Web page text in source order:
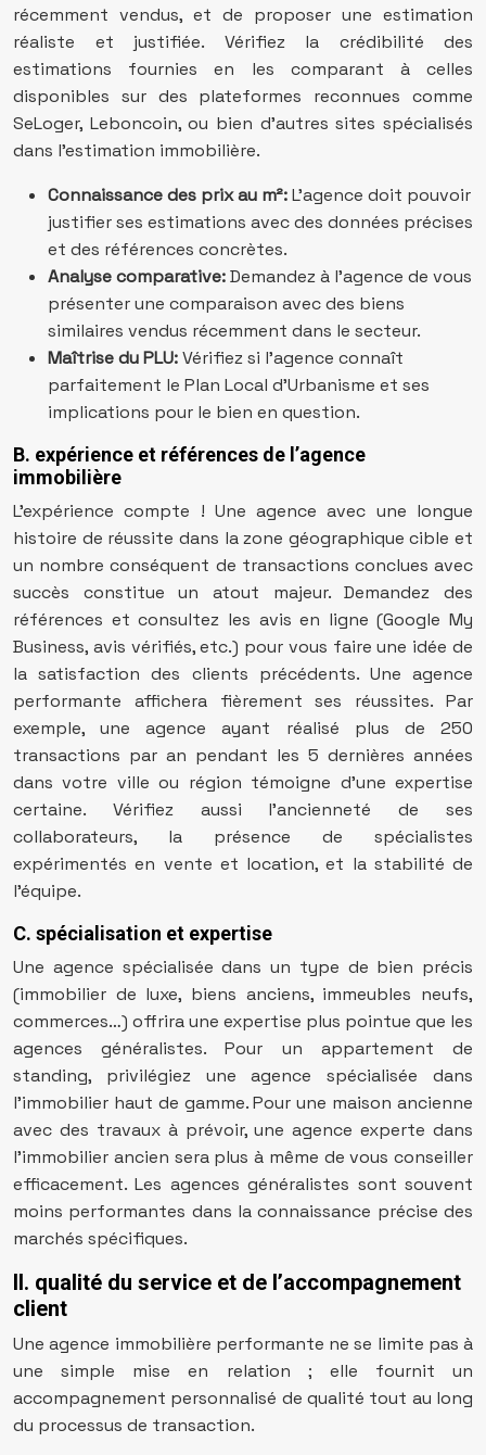
récemment vendus, et de proposer une estimation
réaliste et justifiée. Vérifiez la crédibilité des
estimations fournies en les comparant à celles
disponibles sur des plateformes reconnues comme
SeLoger, Leboncoin, ou bien d’autres sites spécialisés
dans l’estimation immobilière.
Connaissance des prix au m²:L’agence doit pouvoir
justifier ses estimations avec des données précises
et des références concrètes.
Analyse comparative:Demandez à l’agence de vous
présenter une comparaison avec des biens
similaires vendus récemment dans le secteur.
Maîtrise du PLU:Vérifiez si l’agence connaît
parfaitement le Plan Local d’Urbanisme et ses
implications pour le bien en question.
B. expérience et références de l’agence
immobilière
L’expérience compte ! Une agence avec une longue
histoire de réussite dans la zone géographique cible et
un nombre conséquent de transactions conclues avec
succès constitue un atout majeur. Demandez des
références et consultez les avis en ligne (Google My
Business, avis vérifiés, etc.) pour vous faire une idée de
la satisfaction des clients précédents. Une agence
performante affichera fièrement ses réussites. Par
exemple, une agence ayant réalisé plus de 250
transactions par an pendant les 5 dernières années
dans votre ville ou région témoigne d’une expertise
certaine. Vérifiez aussi l’ancienneté de ses
collaborateurs, la présence de spécialistes
expérimentés en vente et location, et la stabilité de
l’équipe.
C. spécialisation et expertise
Une agence spécialisée dans un type de bien précis
(immobilier de luxe, biens anciens, immeubles neufs,
commerces…) offrira une expertise plus pointue que les
agences généralistes. Pour un appartement de
standing, privilégiez une agence spécialisée dans
l’immobilier haut de gamme. Pour une maison ancienne
avec des travaux à prévoir, une agence experte dans
l’immobilier ancien sera plus à même de vous conseiller
efficacement. Les agences généralistes sont souvent
moins performantes dans la connaissance précise des
marchés spécifiques.
II. qualité du service et de l’accompagnement
client
Une agence immobilière performante ne se limite pas à
une simple mise en relation ; elle fournit un
accompagnement personnalisé de qualité tout au long
du processus de transaction.